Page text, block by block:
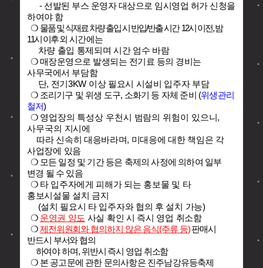
- 선발된 부스 운영자 대상으로 임시영업 허가 신청을
하여야 함
❍ 물품 및 식재료 차량 출입 시 반입/반출 시간 12시 이전, 밤
11시 이후외 시간에는
차량 출입 통제되며 시간 엄수 바람
❍매장운영으로 발생되는 전기료 등의 경비는
사무국에서 부담함
단, 전기3KW 이상 필요시 시설비 입주자 부담
❍ 조리기구 및 위생 도구, 소화기 등 자체 준비 (위생관리
철저)
❍ 영업장의 특성상 우천시 범람의 위험이 있으니,
사무국의 지시에
따라 신속히 대응바라며, 미대응에 대한 책임은 각
사업장에 있음
❍ 모든 일정 및 기간 등은 축제의 사정에 의하여 일부
변경 될 수 있음
❍ 타 입주자에게 피해가 되는 홍보물 및 타
홍보시설물 설치 금지
(설치 필요시 타 입주자와 협의 후 설치 가능)
❍ 운영권 양도 사실 확인 시 즉시 영업 취소함
❍제전위원회와 협의하지 않은 음식(주류 등)판매시
반드시 부서와 협의
하여야 하며, 위반시 즉시 영업 취소함
❍ 본 공고문에 관한 문의사항은 진주남강유등축제